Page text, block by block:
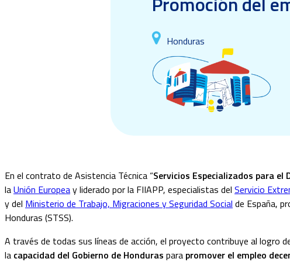
Honduras
En el contrato de Asistencia Técnica “Servicios Especializados para el
laUnión Europeay liderado por la FIIAPP, especialistas del Servicio
y del Ministerio de Trabajo, Migraciones y Seguridad Social de España,
Honduras (STSS).
A través de todas sus líneas de acción, el proyecto contribuye al logro
la capacidad del Gobierno de Honduras para promover el empleo